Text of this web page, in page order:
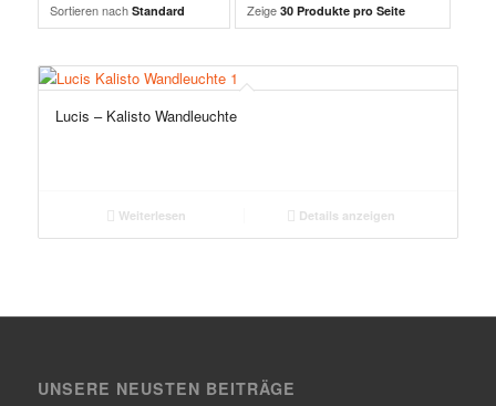
Sortieren nach Standard Zeige 30 Produkte pro Seite
Lucis – Kalisto Wandleuchte
Weiterlesen Details anzeigen
UNSERE NEUSTEN BEITRÄGE